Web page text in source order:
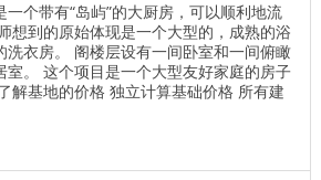
个带有“岛屿”的大厨房，可以顺利地流
想到的原始体现是一个大型的，成熟的浴
洗衣房。 阁楼层设有一间卧室和一间俯瞰
室。 这个项目是一个大型友好家庭的房子
解基地的价格 独立计算基础价格 所有建
- 找出价格 木屋的最佳项目 墙壁材料
拿大雪松 ， 松树 ， 云杉 或 冷杉 。 加
星州pdf下载 加拿大木屋的制造更多 ...